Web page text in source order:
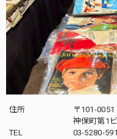
住所
〒101-
神保町第1
TEL
03-5280-